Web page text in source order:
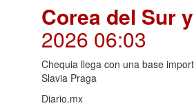
Corea del Sur
2026 06:03
Chequia llega con una base
Slavia Praga
Diario.mx